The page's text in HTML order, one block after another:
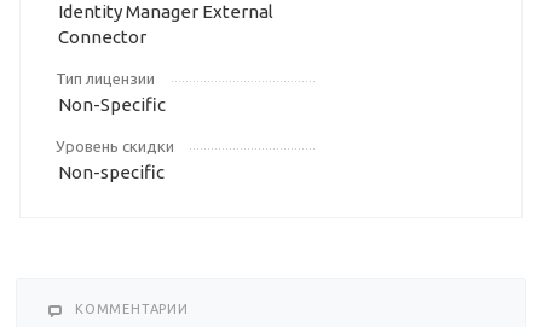
Identity Manager External
Connector
Тип лицензии
Non-Specific
Уровень скидки
Non-specific
КОММЕНТАРИИ